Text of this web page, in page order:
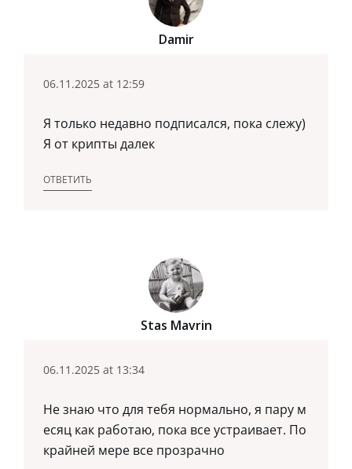
Damir
06.11.2025 at 12:59
Я только недавно подписался, пока слежу)
Я от крипты далек
ОТВЕТИТЬ
Stas Mavrin
06.11.2025 at 13:34
Не знаю что для тебя нормально, я пару м
есяц как работаю, пока все устраивает. По
крайней мере все прозрачно